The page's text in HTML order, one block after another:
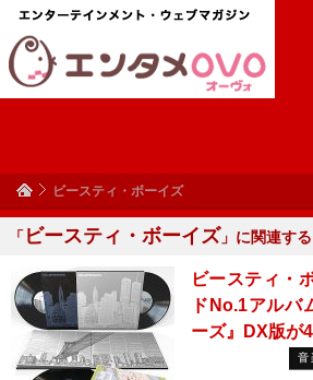
ビースティ・ボーイズ
「 ビースティ・ボーイズ 」に関連する
ビースティ・
ドNo.1アルバ
ーズ』DX版が
音